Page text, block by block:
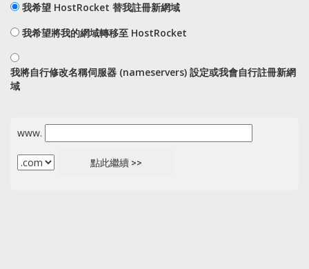
我希望 HostRocket 替我註冊新網域
我希望將我的網域轉移至 HostRocket
我將自行修改名稱伺服器 (nameservers) 設定或我會自行註冊新網
域
www.